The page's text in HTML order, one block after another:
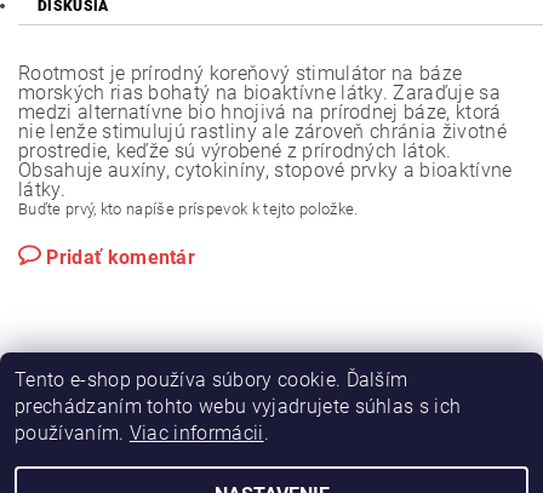
DISKUSIA
Rootmost je prírodný koreňový stimulátor na báze
morských rias bohatý na bioaktívne látky. Zaraďuje sa
medzi alternatívne bio hnojivá na prírodnej báze, ktorá
nie lenže stimulujú rastliny ale zároveň chránia životné
prostredie, keďže sú výrobené z prírodných látok.
Obsahuje auxíny, cytokiníny, stopové prvky a bioaktívne
látky.
Buďte prvý, kto napíše príspevok k tejto položke.
Pridať komentár
Výroba hydraulických hadíc
Tento e-shop používa súbory cookie. Ďalším
prechádzaním tohto webu vyjadrujete súhlas s ich
používaním. Viac informácii.